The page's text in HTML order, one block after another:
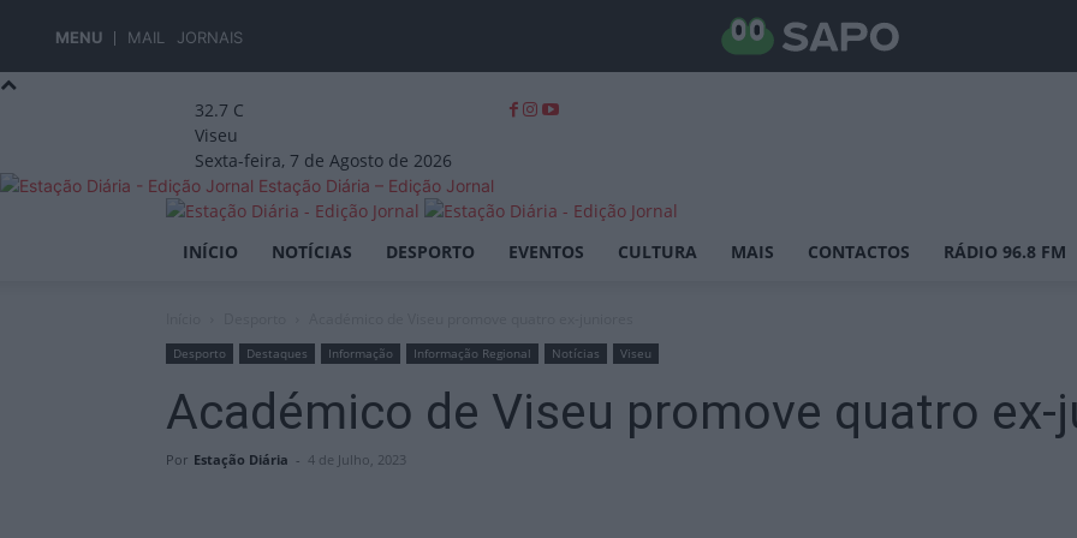
MENU MAIL JORNAIS
32.7 C
Viseu
Sexta-feira, 7 de Agosto de 2026
Estação Diária – Edição Jornal
INÍCIO NOTÍCIAS DESPORTO EVENTOS CULTURA MAIS CONTACTOS RÁDIO 96.8 FM
Desporto Destaques Informação Informação Regional Notícias Viseu
Académico de Viseu promove quatro ex-
Por Estação Diária - 4 de Julho, 2023